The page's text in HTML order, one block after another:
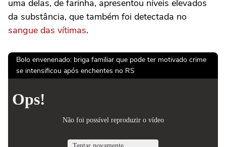
uma delas, de farinha, apresentou níveis elevados
da substância, que também foi detectada no
sangue das vítimas.
Bolo envenenado: briga familiar que pode ter motivado crime
se intensificou após enchentes no RS